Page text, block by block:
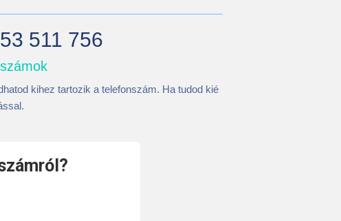
511 756
kihez tartozik a telefonszám. Ha tudod kié